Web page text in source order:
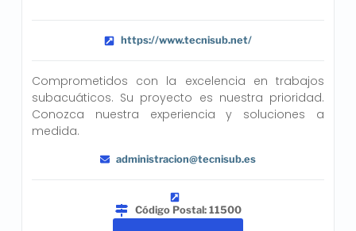
https://www.tecnisub.net/
Comprometidos con la excelencia en trabajos
subacuáticos. Su proyecto es nuestra prioridad.
Conozca nuestra experiencia y soluciones a
medida.
administracion@tecnisub.es
Código Postal: 11500